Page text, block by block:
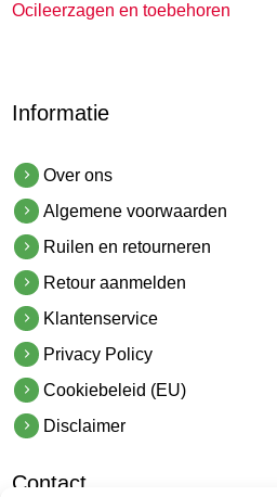
Ocileerzagen en toebehoren
Informatie
Over ons
Algemene voorwaarden
Ruilen en retourneren
Retour aanmelden
Klantenservice
Privacy Policy
Cookiebeleid (EU)
Disclaimer
Contact